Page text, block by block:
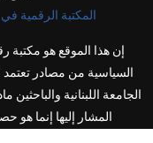
المكتبة الرقمية في
إن هذا الموقع هو مكتبة
السياسية من مصادر تعتمد
الجامعة اللبنانية
المشار إليها إنما هو